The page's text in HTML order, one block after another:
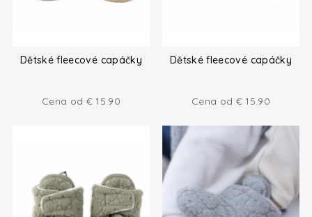
Dětské fleecové capáčky
Cena od € 15.90
Dětské fleecové capáčky
Cena od € 15.90